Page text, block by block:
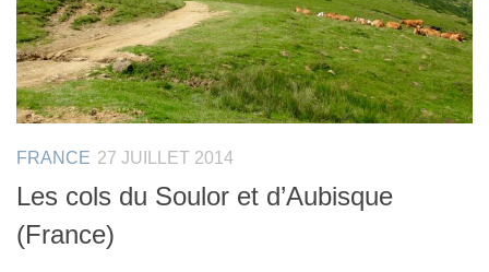
FRANCE 27 JUILLET 2014
Les cols du Soulor et d’Aubisque
(France)